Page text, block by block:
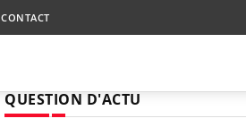
CONTACT
QUESTION D'ACTU